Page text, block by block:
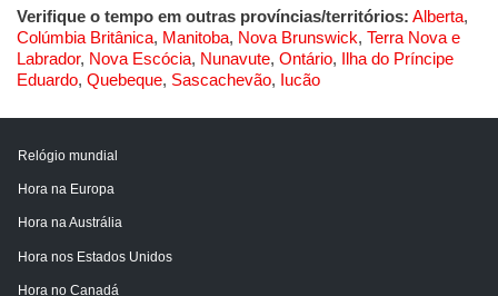
Verifique o tempo em outras províncias/territórios: Alberta,
Colúmbia Britânica, Manitoba, Nova Brunswick, Terra Nova e
Labrador, Nova Escócia, Nunavute, Ontário, Ilha do Príncipe
Eduardo, Quebeque, Sascachevão, Iucão
Relógio mundial
Hora na Europa
Hora na Austrália
Hora nos Estados Unidos
Hora no Canadá